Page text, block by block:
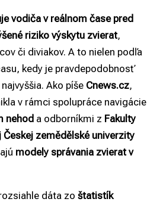
vodiča v reálnom čase pred
riziko výskytu zvierat,
či diviakov. A to nielen podľa
kedy je pravdepodobnosť
Ako píše Cnews.cz,
v rámci spolupráce navigácie
nehod a odborníkmi z Fakulty
Českej zemědělské univerzity
modely správania zvierat v
dáta zo štatistík